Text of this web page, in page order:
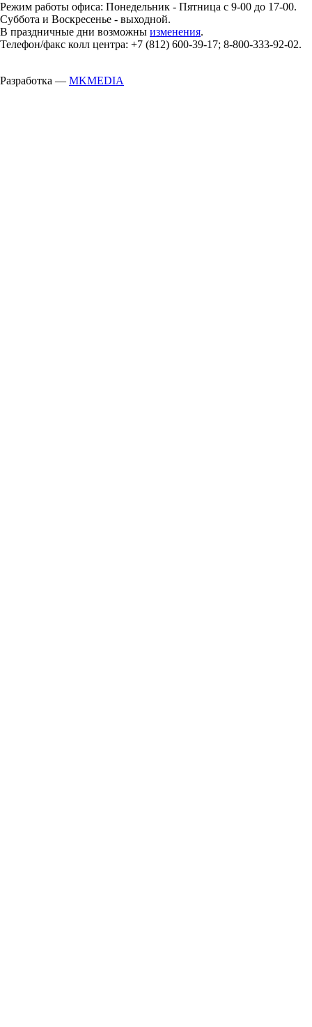
Режим работы офиса: Понедельник - Пятница с 9-00 до 17-00.
Суббота и Воскресенье - выходной.
В праздничные дни возможны изменения.
Телефон/факс колл центра: +7 (812) 600-39-17; 8-800-333-92-02.
Разработка — MKMEDIA